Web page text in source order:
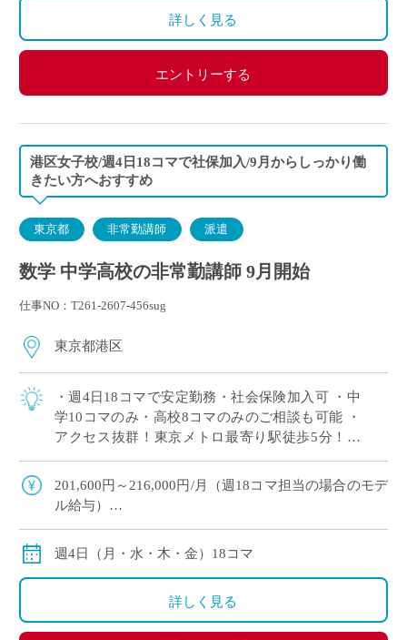
詳しく見る
エントリーする
港区女子校/週4日18コマで社保加入/9月からしっかり働
きたい方へおすすめ
東京都 非常勤講師 派遣
数学 中学高校の非常勤講師 9月開始
仕事NO：T261-2607-456sug
東京都港区
・週4日18コマで安定勤務・社会保険加入可 ・中
学10コマのみ・高校8コマのみのご相談も可能 ・
アクセス抜群！東京メトロ最寄り駅徒歩5分！そ
落ち着いた教育環境 ・9月スタート […]
201,600円～216,000円/月（週18コマ担当の場合のモデ
ル給与）
※12月や年明けも月額固定で安定収入
週4日（月・水・木・金）18コマ
詳しく見る